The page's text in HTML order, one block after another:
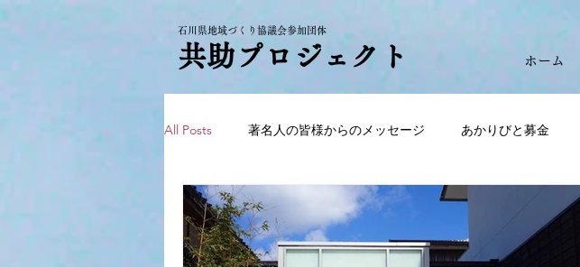
石川県地域づくり協議会参加団体
共助プロジェクト ホーム
All Posts 著名人の皆様からのメッセージ あかりびと募金